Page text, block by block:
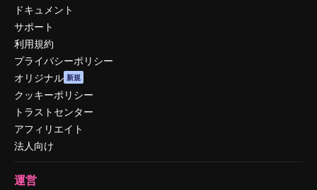
ドキュメント
サポート
利用規約
プライバシーポリシー
オリジナル 新規
クッキーポリシー
トラストセンター
アフィリエイト
法人向け
運営